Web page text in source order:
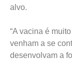
alvo.
“A vacina é
venham a se
desenvolvam a